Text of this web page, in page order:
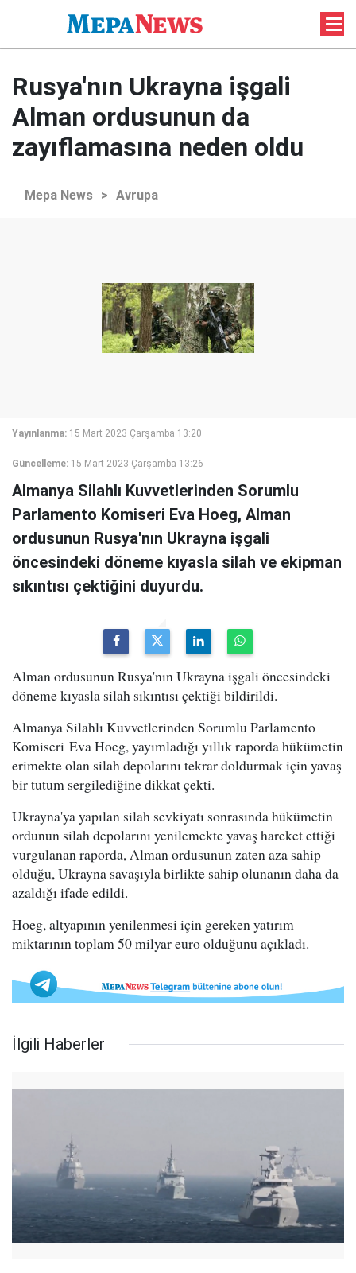
Rusya'nın Ukrayna işgali
Alman ordusunun da
zayıflamasına neden oldu
Mepa News > Avrupa
Yayınlanma: 15 Mart 2023 Çarşamba 13:20
Güncelleme: 15 Mart 2023 Çarşamba 13:26
Almanya Silahlı Kuvvetlerinden Sorumlu
Parlamento Komiseri Eva Hoeg, Alman
ordusunun Rusya'nın Ukrayna işgali
öncesindeki döneme kıyasla silah ve ekipman
sıkıntısı çektiğini duyurdu.
Alman ordusunun Rusya'nın Ukrayna işgali öncesindeki
döneme kıyasla silah sıkıntısı çektiği bildirildi.
Almanya Silahlı Kuvvetlerinden Sorumlu Parlamento
Komiseri Eva Hoeg, yayımladığı yıllık raporda hükümetin
erimekte olan silah depolarını tekrar doldurmak için yavaş
bir tutum sergilediğine dikkat çekti.
Ukrayna'ya yapılan silah sevkiyatı sonrasında hükümetin
ordunun silah depolarını yenilemekte yavaş hareket ettiği
vurgulanan raporda, Alman ordusunun zaten aza sahip
olduğu, Ukrayna savaşıyla birlikte sahip olunanın daha da
azaldığı ifade edildi.
Hoeg, altyapının yenilenmesi için gereken yatırım
miktarının toplam 50 milyar euro olduğunu açıkladı.
İlgili Haberler